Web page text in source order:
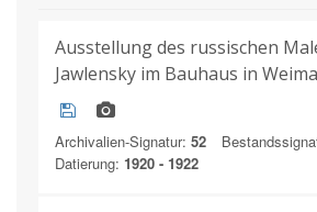
Ausstellung des russischen
Jawlensky im Bauhaus in
Archivalien-Signatur: 52
Datierung: 1920 - 1922